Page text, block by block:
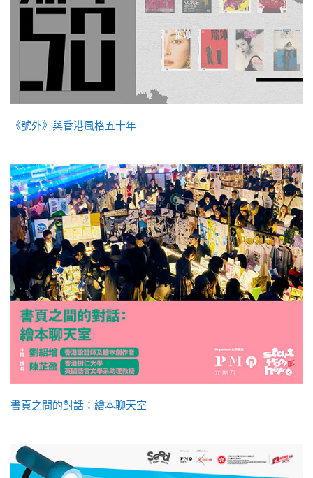
《號外》與香港風格五十年
書頁之間的對話：繪本聊天室